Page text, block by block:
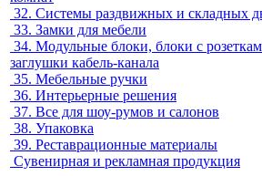
32. Системы раздвижных и складных
33. Замки для мебели
34. Модульные блоки, блоки с
заглушки кабель-канала
35. Мебельные ручки
36. Интерьерные решения
37. Все для шоу-румов и салонов
38. Упаковка
39. Реставрационные материалы
Сувенирная и рекламная продукция